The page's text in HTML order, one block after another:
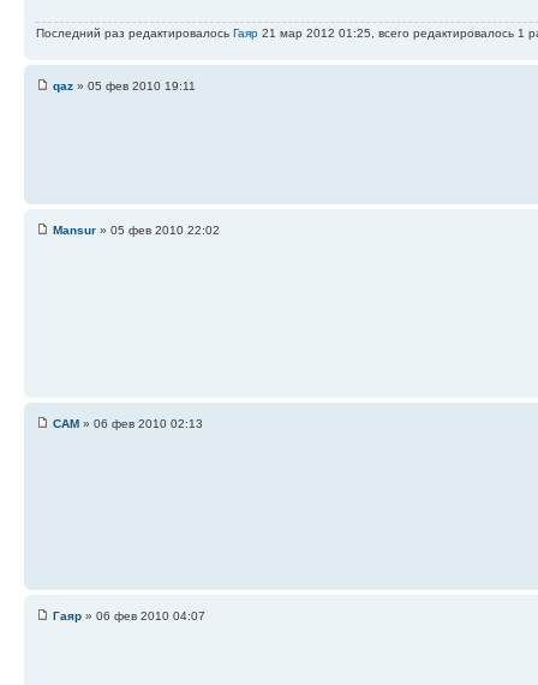
Последний раз редактировалось Гаяр 21 мар 2012 01:25, всего редактировалось 1
qaz » 05 фев 2010 19:11
Mansur » 05 фев 2010 22:02
САМ » 06 фев 2010 02:13
Гаяр » 06 фев 2010 04:07